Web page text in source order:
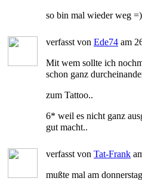
so bin mal wieder weg =)
verfasst von Ede74 am
Mit wem sollte ich
schon ganz
zum Tattoo..
6* weil es nicht ganz
gut macht..
verfasst von Tat-Frank
mußte mal am